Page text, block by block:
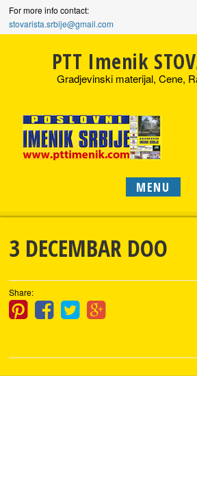
For more info contact:
stovarista.srbije@gmail.com
PTT Imenik
Gradjevinski materijal, Cene,
MENU
3 DECEMBAR DOO
Share: